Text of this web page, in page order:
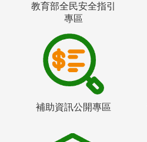
教育部全民安全指引
專區
補助資訊公開專區